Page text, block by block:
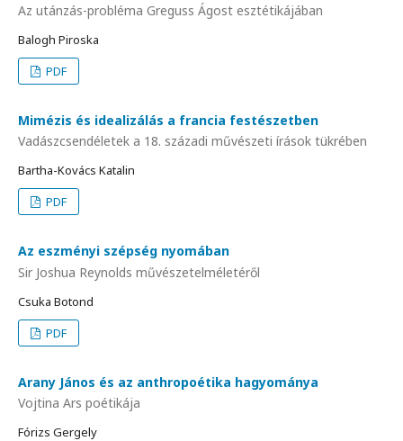
Az utánzás-probléma Greguss Ágost esztétikájában
Balogh Piroska
PDF
Mimézis és idealizálás a francia festészetben
Vadászcsendéletek a 18. századi művészeti írások tükrében
Bartha-Kovács Katalin
PDF
Az eszményi szépség nyomában
Sir Joshua Reynolds művészetelméletéről
Csuka Botond
PDF
Arany János és az anthropoétika hagyománya
Vojtina Ars poétikája
Fórizs Gergely